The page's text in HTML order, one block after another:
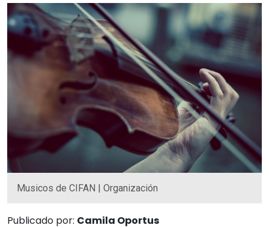
Musicos de CIFAN | Organización
Publicado por: Camila Oportus